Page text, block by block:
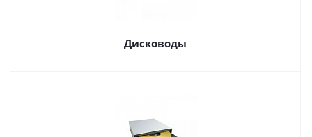
Дисководы